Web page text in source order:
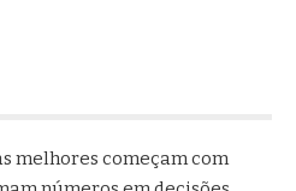
melhores começam com